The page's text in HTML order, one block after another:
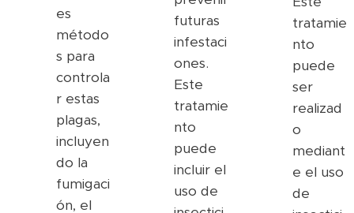
es
método
s para
controla
r estas
plagas,
incluyen
do la
fumigaci
ón, el
futuras
infestaci
ones.
Este
tratamie
nto
puede
incluir el
uso de
tratamie
nto
puede
ser
realizad
o
mediant
e el uso
de